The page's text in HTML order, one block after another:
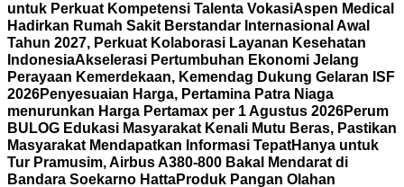
untuk Perkuat Kompetensi Talenta VokasiAspen Medical
Hadirkan Rumah Sakit Berstandar Internasional Awal
Tahun 2027, Perkuat Kolaborasi Layanan Kesehatan
IndonesiaAkselerasi Pertumbuhan Ekonomi Jelang
Perayaan Kemerdekaan, Kemendag Dukung Gelaran ISF
2026Penyesuaian Harga, Pertamina Patra Niaga
menurunkan Harga Pertamax per 1 Agustus 2026Perum
BULOG Edukasi Masyarakat Kenali Mutu Beras, Pastikan
Masyarakat Mendapatkan Informasi TepatHanya untuk
Tur Pramusim, Airbus A380-800 Bakal Mendarat di
Bandara Soekarno HattaProduk Pangan Olahan